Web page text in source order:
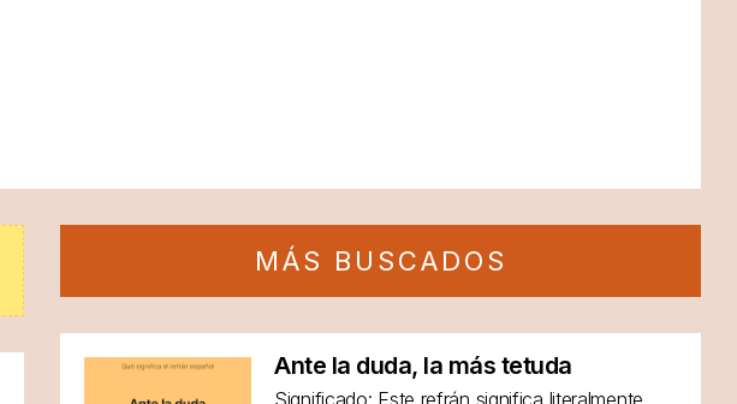
MÁS BUSCADOS
Ante la duda, la más tetuda
Significado: Este refrán significa literalmente